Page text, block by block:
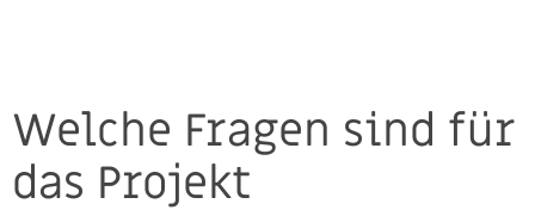
Welche Fragen sind für
das Projekt